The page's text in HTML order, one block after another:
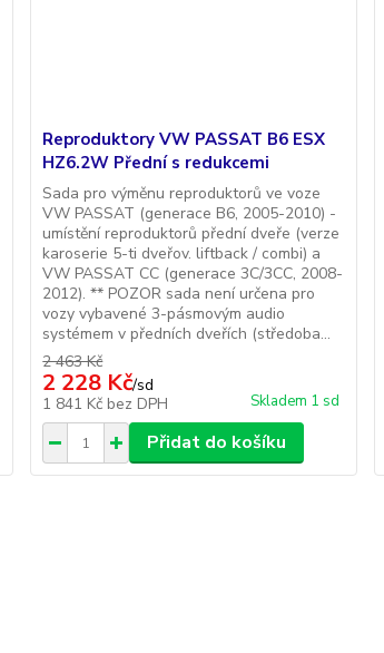
Reproduktory VW PASSAT B6 ESX
HZ6.2W Přední s redukcemi
Sada pro výměnu reproduktorů ve voze
VW PASSAT (generace B6, 2005-2010) -
umístění reproduktorů přední dveře (verze
karoserie 5-ti dveřov. liftback / combi) a
VW PASSAT CC (generace 3C/3CC, 2008-
2012). ** POZOR sada není určena pro
vozy vybavené 3-pásmovým audio
systémem v předních dveřích (středoba...
2 463 Kč
2 228 Kč/sd
1 841 Kč bez DPH Skladem 1 sd
Přidat do košíku